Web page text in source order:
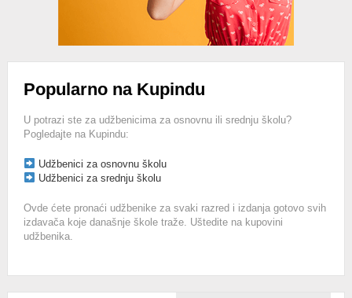
Popularno na Kupindu
U potrazi ste za udžbenicima za osnovnu ili srednju školu?
Pogledajte na Kupindu:
Udžbenici za osnovnu školu
Udžbenici za srednju školu
Ovde ćete pronaći udžbenike za svaki razred i izdanja gotovo svih
izdavača koje današnje škole traže. Uštedite na kupovini
udžbenika.